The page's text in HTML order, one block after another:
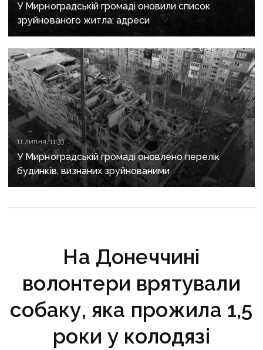
У Мирноградській громаді оновили список
зруйнованого житла: адреси
11 липня, 11:33
У Мирноградській громаді оновлено перелік
будинків, визнаних зруйнованими
На Донеччині
волонтери врятували
собаку, яка прожила 1,5
роки у колодязі